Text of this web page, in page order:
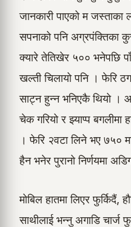
जानकारी पाएको म
सपनाको पनि अग्रपंक्तिका
क्यारे तेतिखेर ५०० भनेपछि
खल्ती चिलायो पनि । फेरि
साट्न हुन्न भनिएकै थियो
चेक गरियो र झ्याप्प बगलीमा
। फेरि २वटा लिने भए ७५०
हैन भनेर पुरानो निर्णयमा
मोबिल हातमा लिएर फुर्किदैं,
साथीलाई भन्नु अगाडि चार्ज